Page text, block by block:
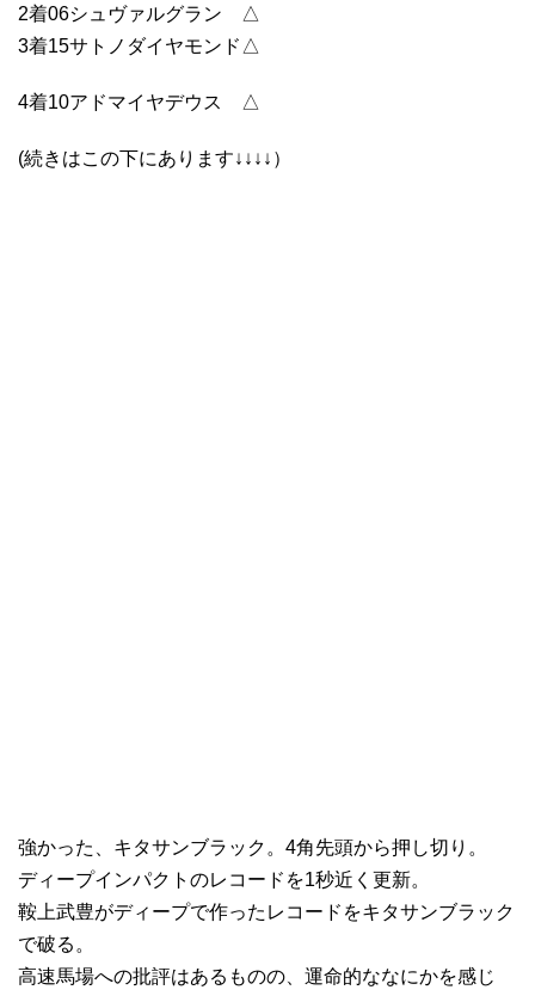
2着06シュヴァルグラン △
3着15サトノダイヤモンド△
4着10アドマイヤデウス △
(続きはこの下にあります↓↓↓↓）
強かった、キタサンブラック。4角先頭から押し切り。
ディープインパクトのレコードを1秒近く更新。
鞍上武豊がディープで作ったレコードをキタサンブラック
で破る。
高速馬場への批評はあるものの、運命的ななにかを感じ